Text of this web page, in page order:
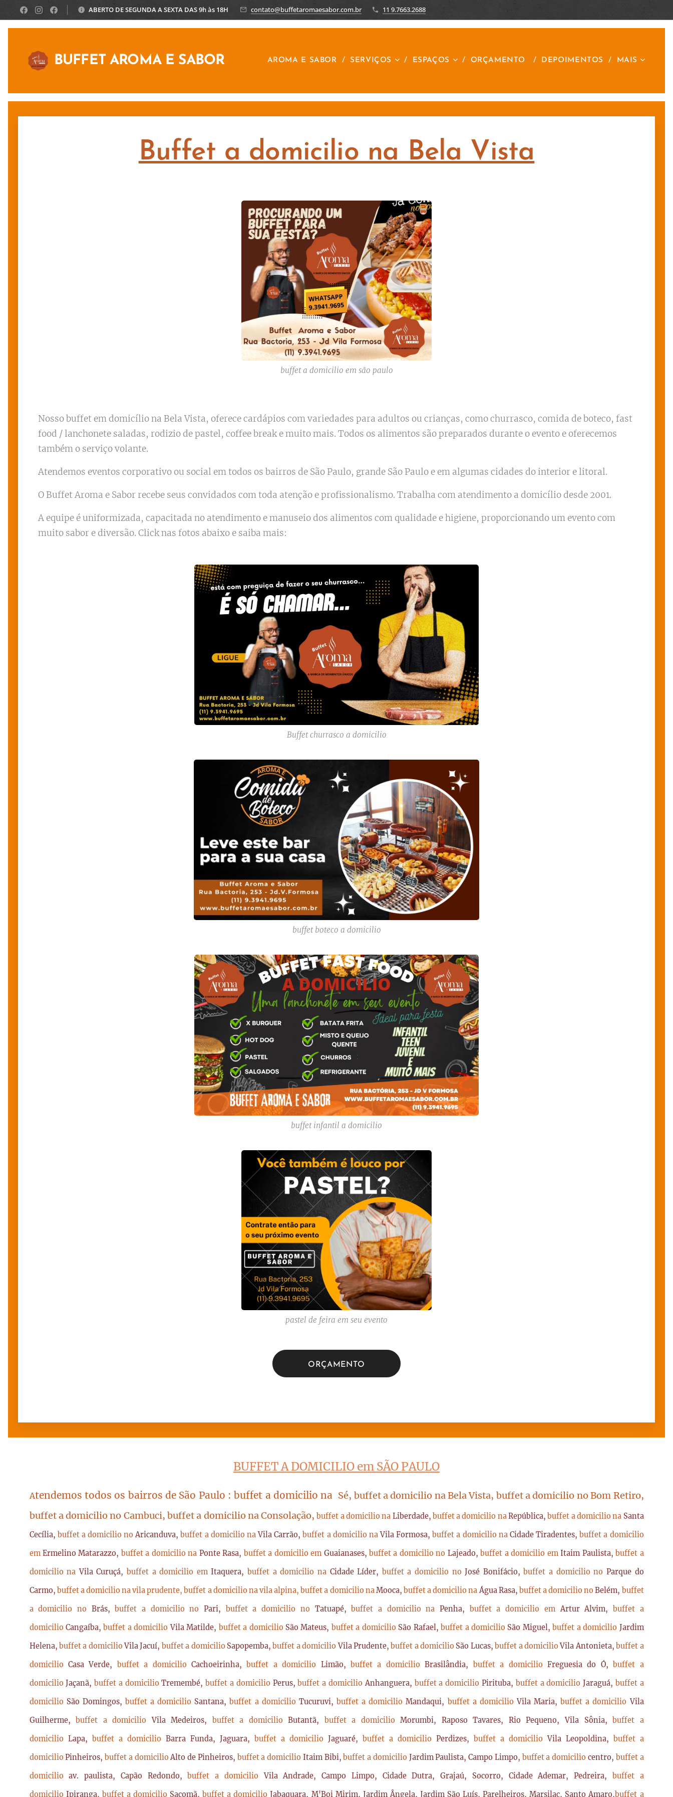
ABERTO DE SEGUNDA A SEXTA DAS 9h às 18H contato@buffetaromaesabor.com.br 11 9.7663.2688
BUFFET AROMA E SABOR AROMA E SABOR SERVIÇOS ESPAÇOS ORÇAMENTO DEPOIMENTOS MAIS
Buffet a domicilio na Bela Vista
buffet a domicilio em são paulo
Nosso buffet em domicílio na Bela Vista, oferece cardápios com variedades para adultos ou crianças, como churrasco, comida de boteco, fast
food / lanchonete saladas, rodizio de pastel, coffee break e muito mais. Todos os alimentos são preparados durante o evento e oferecemos
também o serviço volante.
Atendemos eventos corporativo ou social em todos os bairros de São Paulo, grande São Paulo e em algumas cidades do interior e litoral.
O Buffet Aroma e Sabor recebe seus convidados com toda atenção e profissionalismo. Trabalha com atendimento a domicílio desde 2001.
A equipe é uniformizada, capacitada no atendimento e manuseio dos alimentos com qualidade e higiene, proporcionando um evento com
muito sabor e diversão. Click nas fotos abaixo e saiba mais:
Buffet churrasco a domicilio
buffet boteco a domicilio
buffet infantil a domicilio
pastel de feira em seu evento
ORÇAMENTO
BUFFET A DOMICILIO em SÃO PAULO
Atendemos todos os bairros de São Paulo : buffet a domicilio na Sé, buffet a domicilio na Bela Vista, buffet a domicilio no Bom Retiro,
buffet a domicilio no Cambuci, buffet a domicilio na Consolação,buffet a domicilio na Liberdade, buffet a domicilio naRepública,buffet a domicilio na Santa
Cecília, buffet a domicilio noAricanduva,buffet a domicilio naVila Carrão,buffet a domicilio naVila Formosa,buffet a domicilio na Cidade Tiradentes,buffet a domicilio
em Ermelino Matarazzo, buffet a domicilio na Ponte Rasa, buffet a domicilio em Guaianases,buffet a domicilio no Lajeado,buffet a domicilio emItaim Paulista,buffet a
domicilio naVila Curuçá, buffet a domicilio emItaquera,buffet a domicilio na Cidade Líder, buffet a domicilio noJosé Bonifácio,buffet a domicilio no Parque do
Carmo, buffet a domicilio na vila prudente,buffet a domicilio na vila alpina, buffet a domicilio naMooca,buffet a domicilio naÁgua Rasa, buffet a domicilio noBelém, buffet
a domicilio no Brás,buffet a domicilio noPari, buffet a domicilio no Tatuapé,buffet a domicilio naPenha, buffet a domicilio emArtur Alvim, buffet a
domicilio Cangaíba,buffet a domicilioVila Matilde, buffet a domicilio São Mateus, buffet a domicilio São Rafael,buffet a domicilio São Miguel,buffet a domicilio Jardim
Helena, buffet a domicilioVila Jacuí, buffet a domicilio Sapopemba,buffet a domicilioVila Prudente,buffet a domicilio São Lucas,buffet a domicilioVila Antonieta,buffet a
domicilio Casa Verde, buffet a domicilio Cachoeirinha,buffet a domicilio Limão,buffet a domicilioBrasilândia, buffet a domicilio Freguesia do Ó,buffet a
domicilioJaçanã,buffet a domicilioTremembé,buffet a domicilio Perus,buffet a domicilioAnhanguera, buffet a domicilio Pirituba, buffet a domicilioJaraguá, buffet a
domicilio São Domingos, buffet a domicilio Santana,buffet a domicilio Tucuruvi, buffet a domicilioMandaqui, buffet a domicilioVila Maria,buffet a domicilioVila
Guilherme,buffet a domicilioVila Medeiros, buffet a domicilioButantã, buffet a domicilioMorumbi, Raposo Tavares, Rio Pequeno, Vila Sônia,buffet a
domicilio Lapa, buffet a domicilio Barra Funda, Jaguara, buffet a domicilio Jaguaré, buffet a domicilio Perdizes, buffet a domicilioVila Leopoldina, buffet a
domicilioPinheiros,buffet a domicilioAlto de Pinheiros, buffet a domicilio Itaim Bibi,buffet a domicilio Jardim Paulista, Campo Limpo, buffet a domiciliocentro, buffet a
domicilioav. paulista, Capão Redondo,buffet a domicilioVila Andrade, Campo Limpo, Cidade Dutra, Grajaú, Socorro, Cidade Ademar, Pedreira, buffet a
domicilio Ipiranga, buffet a domicilio Sacomã,buffet a domicilioJabaquara, M'Boi Mirim, Jardim Ângela, Jardim São Luís, Parelheiros, Marsilac, Santo Amaro,buffet a